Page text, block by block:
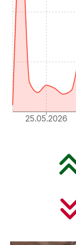
25.05.2026